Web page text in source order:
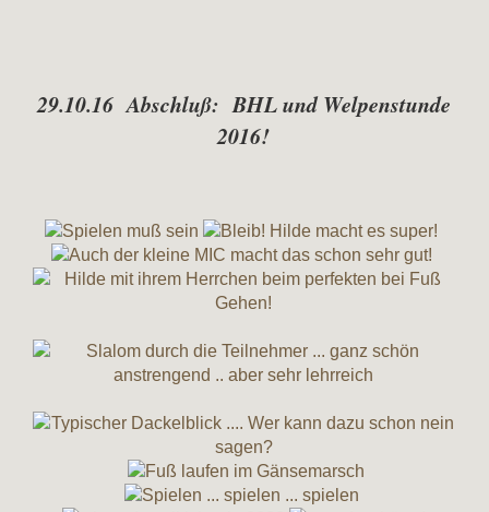
29.10.16 Abschluß: BHL und Welpenstunde
2016!